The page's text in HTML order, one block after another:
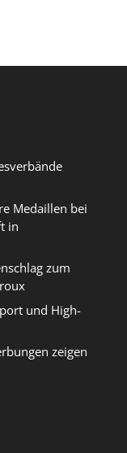
Medaillen bei
in
zum
und High-
zeigen